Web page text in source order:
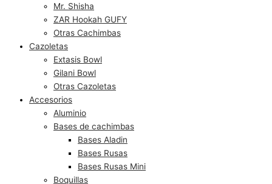
Mr. Shisha
ZAR Hookah GUFY
Otras Cachimbas
Cazoletas
Extasis Bowl
Gilani Bowl
Otras Cazoletas
Accesorios
Aluminio
Bases de cachimbas
Bases Aladin
Bases Rusas
Bases Rusas Mini
Boquillas